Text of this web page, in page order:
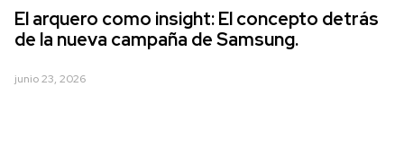
El arquero como insight: El concepto detrás
de la nueva campaña de Samsung.
junio 23, 2026